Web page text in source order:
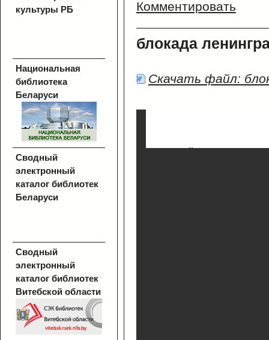
культуры РБ
Национальная
библиотека
Беларуси
Сводный
электронный
каталог библиотек
Беларуси
Сводный
электронный
каталог библиотек
Витебской области
Комментировать
блокада
Скачать файл: